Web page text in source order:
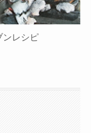
ンレシピ